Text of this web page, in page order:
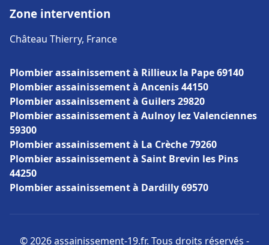
Zone intervention
Château Thierry, France
Plombier assainissement à Rillieux la Pape 69140
Plombier assainissement à Ancenis 44150
Plombier assainissement à Guilers 29820
Plombier assainissement à Aulnoy lez Valenciennes
59300
Plombier assainissement à La Crèche 79260
Plombier assainissement à Saint Brevin les Pins
44250
Plombier assainissement à Dardilly 69570
© 2026 assainissement-19.fr. Tous droits réservés -